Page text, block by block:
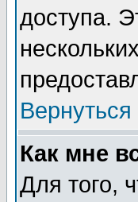
доступа.
Как мне
Для того,